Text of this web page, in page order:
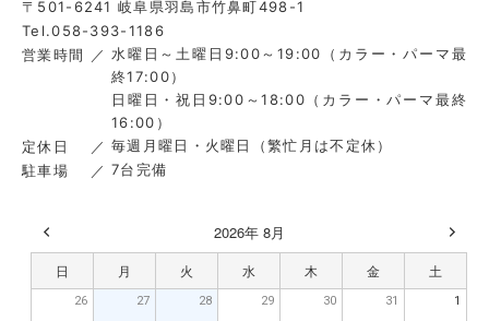
〒501-6241 岐阜県羽島市竹鼻町498-1
Tel.058-393-1186
営業時間
水曜日～土曜日9:00～19:00（カラー・パーマ最
終17:00）
日曜日・祝日9:00～18:00（カラー・パーマ最終
16:00）
定休日
毎週月曜日・火曜日（繁忙月は不定休）
駐車場
7台完備
2026年 8月
日 月 火 水 木 金 土
26 27 28 29 30 31 1